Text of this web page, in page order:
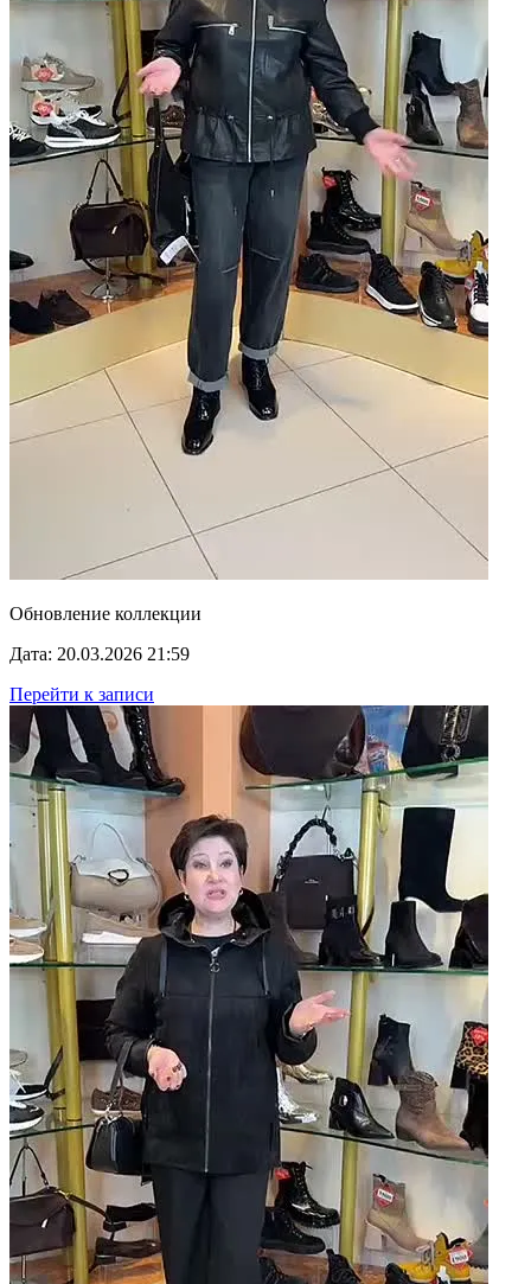
Обновление коллекции
Дата: 20.03.2026 21:59
Перейти к записи